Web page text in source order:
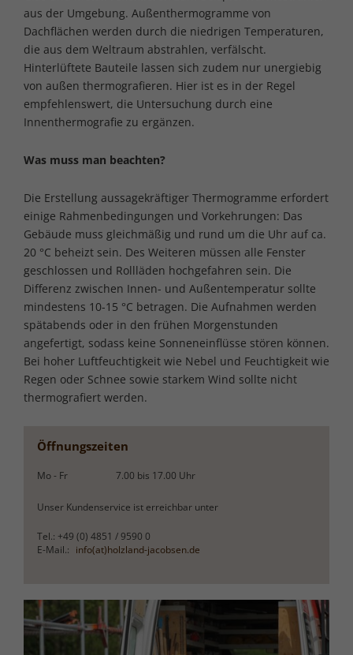
aus der Umgebung. Außenthermogramme von
Dachflächen werden durch die niedrigen Temperaturen,
die aus dem Weltraum abstrahlen, verfälscht.
Hinterlüftete Bauteile lassen sich zudem nur unergiebig
von außen thermografieren. Hier ist es in der Regel
empfehlenswert, die Untersuchung durch eine
Innenthermografie zu ergänzen.
Was muss man beachten?
Die Erstellung aussagekräftiger Thermogramme erfordert
einige Rahmenbedingungen und Vorkehrungen: Das
Gebäude muss gleichmäßig und rund um die Uhr auf ca.
20 °C beheizt sein. Des Weiteren müssen alle Fenster
geschlossen und Rollläden hochgefahren sein. Die
Differenz zwischen Innen- und Außentemperatur sollte
mindestens 10-15 °C betragen. Die Aufnahmen werden
spätabends oder in den frühen Morgenstunden
angefertigt, sodass keine Sonneneinflüsse stören können.
Bei hoher Luftfeuchtigkeit wie Nebel und Feuchtigkeit wie
Regen oder Schnee sowie starkem Wind sollte nicht
thermografiert werden.
Öffnungszeiten
Mo - Fr 7.00 bis 17.00 Uhr
Unser Kundenservice ist erreichbar unter
Tel.: +49 (0) 4851 / 9590 0
E-Mail.: info(at)holzland-jacobsen.de